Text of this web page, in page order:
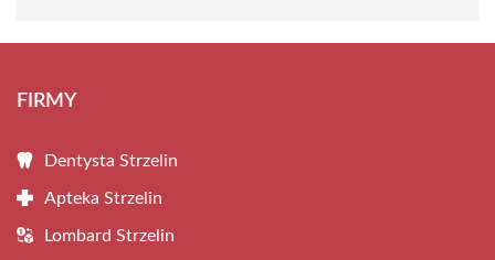
FIRMY
Dentysta Strzelin
Apteka Strzelin
Lombard Strzelin